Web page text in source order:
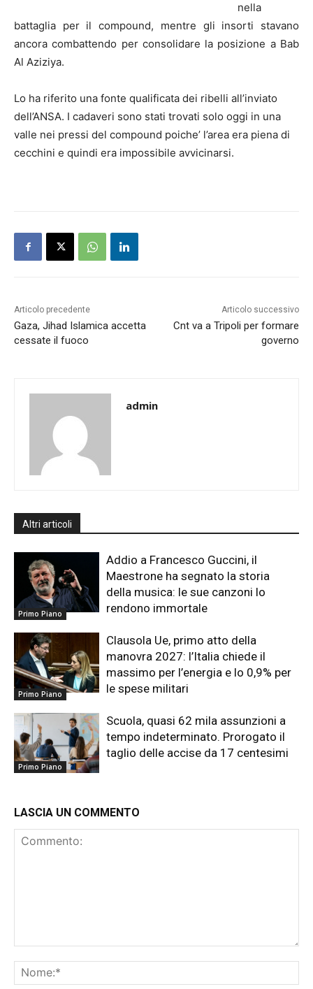
nella
battaglia per il compound, mentre gli insorti stavano
ancora combattendo per consolidare la posizione a Bab
Al Aziziya.
Lo ha riferito una fonte qualificata dei ribelli all’inviato
dell’ANSA. I cadaveri sono stati trovati solo oggi in una
valle nei pressi del compound poiche’ l’area era piena di
cecchini e quindi era impossibile avvicinarsi.
Articolo precedente
Gaza, Jihad Islamica accetta
cessate il fuoco
Articolo successivo
Cnt va a Tripoli per formare
governo
admin
Altri articoli
Primo Piano
Addio a Francesco Guccini, il
Maestrone ha segnato la storia
della musica: le sue canzoni lo
rendono immortale
Primo Piano
Clausola Ue, primo atto della
manovra 2027: l’Italia chiede il
massimo per l’energia e lo 0,9% per
le spese militari
Primo Piano
Scuola, quasi 62 mila assunzioni a
tempo indeterminato. Prorogato il
taglio delle accise da 17 centesimi
LASCIA UN COMMENTO